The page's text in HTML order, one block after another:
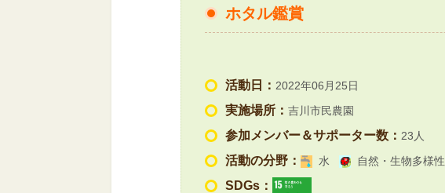
ホタル鑑賞
活動日： 2022年06月25日
実施場所： 吉川市民農園
参加メンバー＆サポーター数： 23人
活動の分野： 水 自然・生物多様性
SDGs：